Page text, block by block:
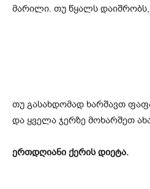
მარილი. თუ წყალს
თუ გასახდომად ხარშავთ
და ყველა ჯერზე მოხარშეთ
ერთდღიანი ქერის დიეტა.